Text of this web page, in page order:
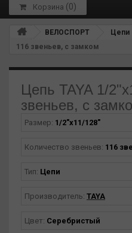
Корзина (0)
ВЕЛОСПОРТ Цепи
116 звеньев, с замком
Цепь TAYA 1/
звеньев, с
Размер: 1/2"x11/128"
Количество звеньев: 116
Тип: Цепи
Производитель: TAYA
Цвет: Серебристый